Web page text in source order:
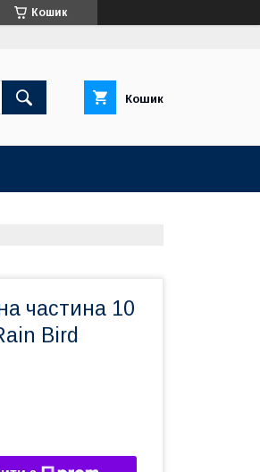
Кошик
Кошик
частина 10
Bird